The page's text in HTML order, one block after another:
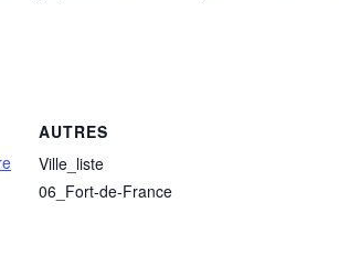
AUTRES
Ville_liste
06_Fort-de-France